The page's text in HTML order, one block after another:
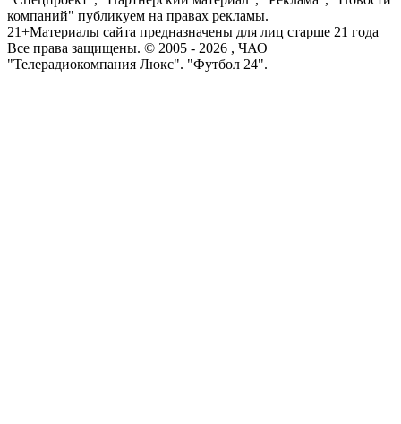
компаний" публикуем на правах рекламы.
21+Материалы сайта предназначены для лиц старше 21 года
Все права защищены. © 2005 - 2026 , ЧАО
"Телерадиокомпания Люкс". "Футбол 24".